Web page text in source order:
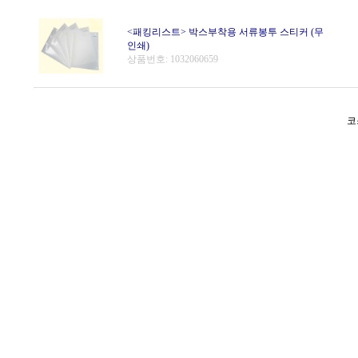
<패킹리스트> 박스부착용 서류봉투 스티커 (무
인쇄)
상품번호: 1032060659